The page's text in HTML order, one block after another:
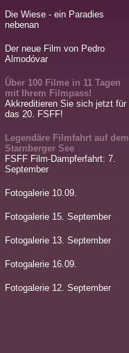
Die Wiese - ein Paradies
nebenan
Der neue Film von Pedro
Almodóvar
Über 100 Filme in 11 Tagen
mit Ihrem Filmpass!
Akkreditieren Sie sich jetzt für
das 20. FSFF!
Legendäre Filmfahrt auf dem
Starnberger See
FSFF Film-Dampferfahrt: 7.
September
Fotogalerie 10.09.
Fotogalerie 15. September
Fotogalerie 13. September
Fotogalerie 16.09.
Fotogalerie 12. September